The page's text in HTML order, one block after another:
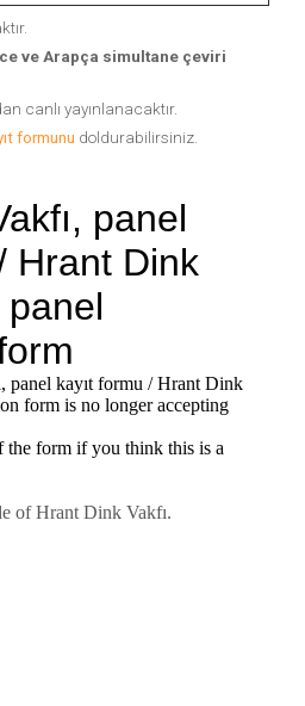
ve Arapça simultane çeviri
canlı yayınlanacaktır.
formunu doldurabilirsiniz.